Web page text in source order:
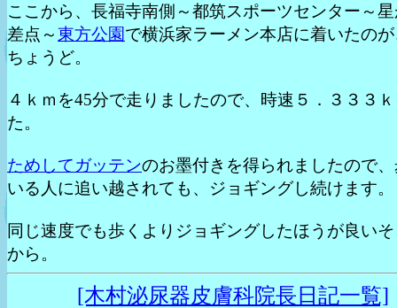
ここから、長福寺南側～都筑スポーツセンター～
差点～東方公園で横浜家ラーメン本店に着いたの
ちょうど。
４ｋｍを45分で走りましたので、時速５．３３３
た。
ためしてガッテンのお墨付きを得られましたので
いる人に追い越されても、ジョギングし続けます。
同じ速度でも歩くよりジョギングしたほうが良い
から。
[木村泌尿器皮膚科院長日記一覧]